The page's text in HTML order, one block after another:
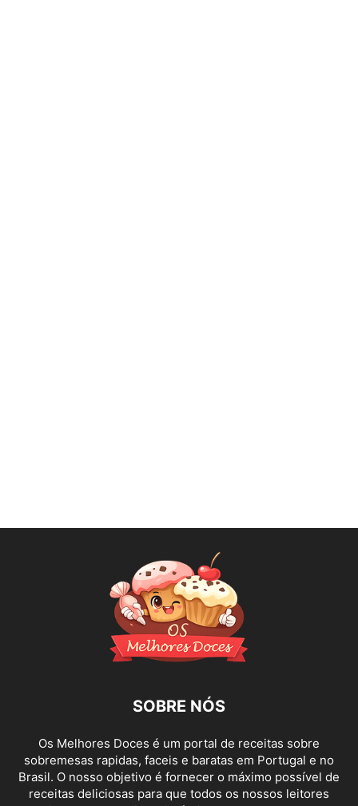
SOBRE NÓS
Os Melhores Doces é um portal de receitas sobre
sobremesas rapidas, faceis e baratas em Portugal e no
Brasil. O nosso objetivo é fornecer o máximo possível de
receitas deliciosas para que todos os nossos leitores